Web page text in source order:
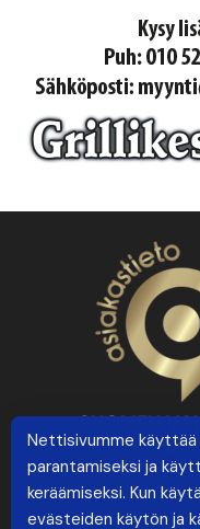
Nettisivumme
parantamiseksi ja
keräämiseksi. Kun
evästeiden käytön ja